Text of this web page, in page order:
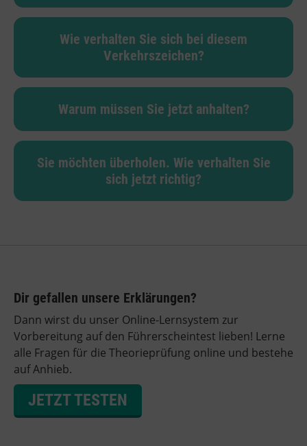
Wie verhalten Sie sich bei diesem
Verkehrszeichen?
Warum müssen Sie jetzt anhalten?
Sie möchten überholen. Wie verhalten Sie
sich jetzt richtig?
Dir gefallen unsere Erklärungen?
Dann wirst du unser Online-Lernsystem zur
Vorbereitung auf den Führerscheintest lieben! Lerne
alle Fragen für die Theorieprüfung online und bestehe
auf Anhieb.
JETZT TESTEN